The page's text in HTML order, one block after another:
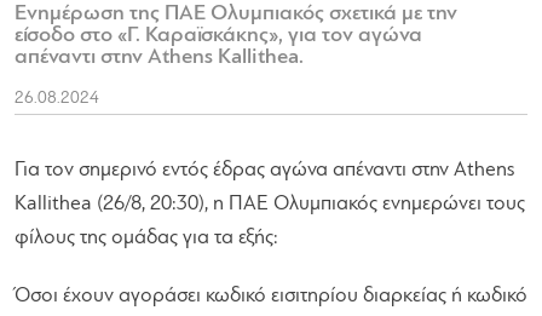
Ενημέρωση της ΠΑΕ Ολυμπιακός σχετικά με την
είσοδο στο «Γ. Καραϊσκάκης», για τον αγώνα
απέναντι στην Athens Kallithea.
26.08.2024
Για τον σημερινό εντός έδρας αγώνα απέναντι στην Athens
Kallithea (26/8, 20:30), η ΠΑΕ Ολυμπιακός ενημερώνει τους
φίλους της ομάδας για τα εξής:
Όσοι έχουν αγοράσει κωδικό εισιτηρίου διαρκείας ή κωδικό